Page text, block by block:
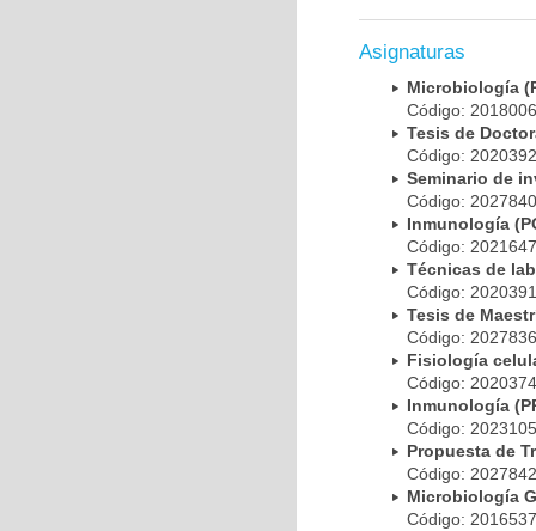
Asignaturas
Microbiología
Código:
Tesis de
Código:
Seminario de
Código:
Inmunología
Código:
Técnicas de
Código:
Tesis de
Código:
Fisiología
Código:
Inmunología
Código:
Propuesta de
Código:
Microbiología
Código: